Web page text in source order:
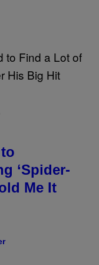
‘Spider-
Me It